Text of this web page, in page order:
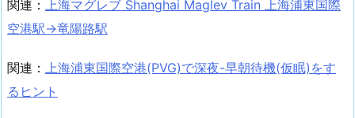
関連：
上海マグレブ Shanghai Maglev Train 上海浦東国際
空港駅→竜陽路駅
関連： 上海浦東国際空港(PVG)で深夜-早朝待機(仮眠)をす
るヒント